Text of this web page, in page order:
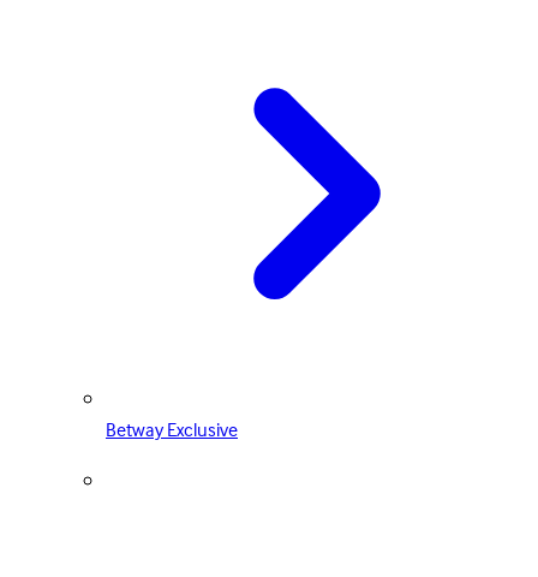
Betway Exclusive